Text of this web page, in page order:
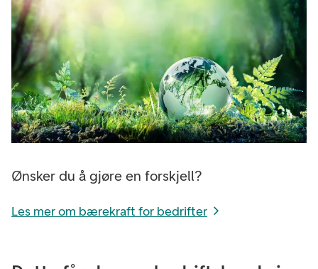
Ønsker du å gjøre en forskjell?
Les mer om bærekraft for bedrifter